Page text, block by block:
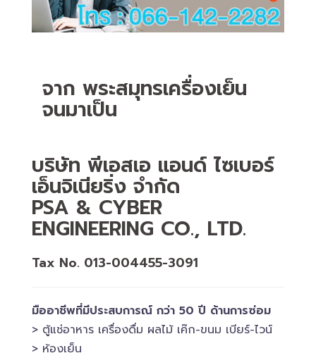
จาก พระสมุทรเครื่องเย็น
จนมาเป็น
บริษัท พีเอสเอ แอนด์ ไซเบอร์
เอ็นจิเนียริ่ง จำกัด
PSA & CYBER
ENGINEERING CO., LTD.
Tax No. 013-004455-3091
มืออาชีพที่มีประสบการณ์ กว่า 50 ปี ด้านการซ่อม
> ตู้แช่อาหาร เครื่องดื่ม ผลไม้ เค๊ก-ขนม เบียร์-ไวน์​
> ห้องเย็น